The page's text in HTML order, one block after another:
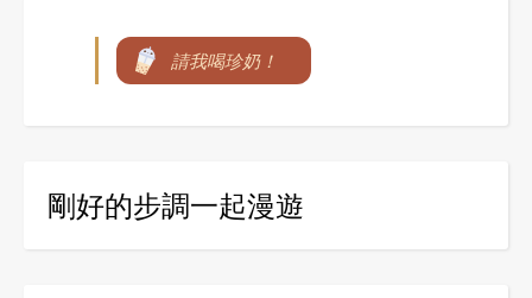
請我喝珍奶！
剛好的步調一起漫遊